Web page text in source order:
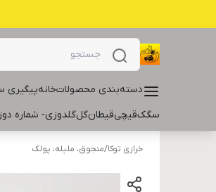
دسته‌بندی محصولاتخانهپیگیری
سگکقیچیقیطانگلگلدوزی- شماره
خرازی توکا/منجوق، ملیله، پولک